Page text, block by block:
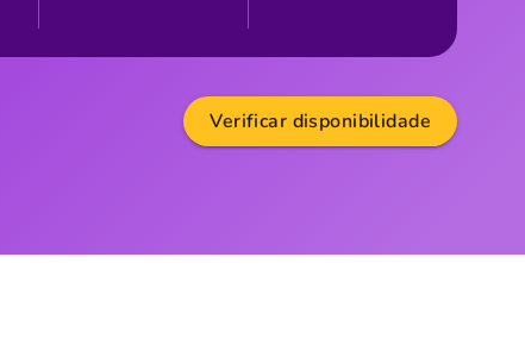
Verificar disponibilidade